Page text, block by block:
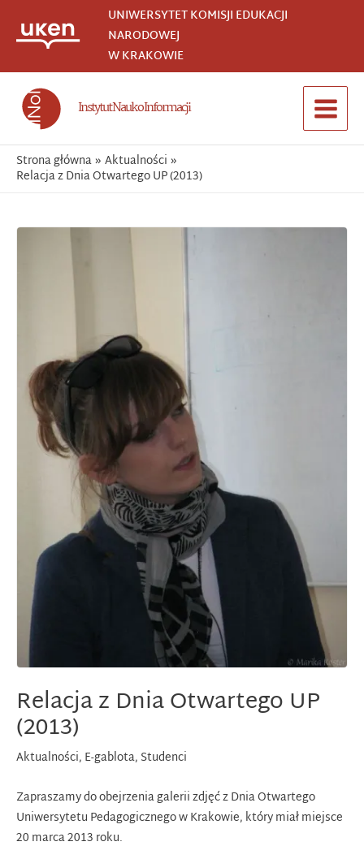
UNIWERSYTET KOMISJI EDUKACJI
NARODOWEJ
W KRAKOWIE
Instytut Nauk o Informacji
Main
Menu
Strona główna Aktualności
Relacja z Dnia Otwartego UP (2013)
Relacja z Dnia Otwartego UP
(2013)
Aktualności, E-gablota, Studenci
Zapraszamy do obejrzenia galerii zdjęć z Dnia Otwartego
Uniwersytetu Pedagogicznego w Krakowie, który miał miejsce
20 marca 2013 roku.